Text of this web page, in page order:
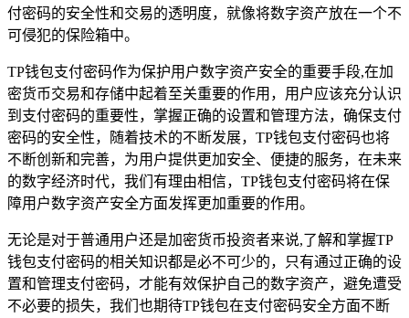
付密码的安全性和交易的透明度，就像将数字资产放在一个不
可侵犯的保险箱中。
TP钱包支付密码作为保护用户数字资产安全的重要手段,在加
密货币交易和存储中起着至关重要的作用，用户应该充分认识
到支付密码的重要性，掌握正确的设置和管理方法，确保支付
密码的安全性，随着技术的不断发展，TP钱包支付密码也将
不断创新和完善，为用户提供更加安全、便捷的服务，在未来
的数字经济时代，我们有理由相信，TP钱包支付密码将在保
障用户数字资产安全方面发挥更加重要的作用。
无论是对于普通用户还是加密货币投资者来说,了解和掌握TP
钱包支付密码的相关知识都是必不可少的，只有通过正确的设
置和管理支付密码，才能有效保护自己的数字资产，避免遭受
不必要的损失，我们也期待TP钱包在支付密码安全方面不断